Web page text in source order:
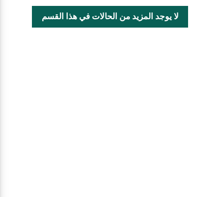
لا يوجد المزيد من الحالات في هذا القسم